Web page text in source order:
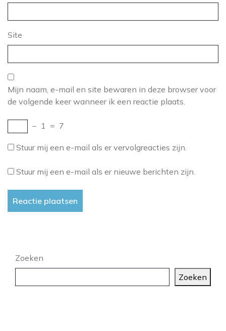
Site
Mijn naam, e-mail en site bewaren in deze browser voor
de volgende keer wanneer ik een reactie plaats.
− 1 = 7
Stuur mij een e-mail als er vervolgreacties zijn.
Stuur mij een e-mail als er nieuwe berichten zijn.
Zoeken
Zoeken